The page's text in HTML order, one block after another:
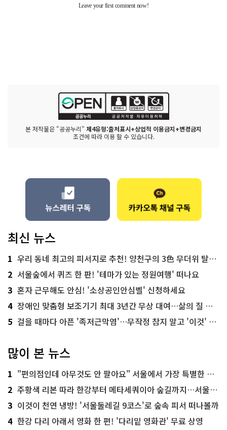
본 저작물은 "공공누리" 제4유형:출처표시+상업적 이용금지+변경금지
조건에 따라 이용 할 수 있습니다.
최신 뉴스
1 우리 동네 최고의 피서지로 추천! 양천구의 3色 무더위 탈출 명소
2 서울숲에서 퀴즈 한 판! '테마가 있는 정원여행' 떠나요
3 혼자 근무해도 안심! '소상공인안심벨' 신청하세요
4 장애인 맞춤형 보조기기 최대 3년간 무상 대여…삶의 질 높인다
5 걸을 때마다 아픈 '족저근막염'…무작정 참지 말고 '이것' 해보세요!
많이 본 뉴스
1 "편의점인데 아무것도 안 팔아요" 서울에서 가장 특별한 편의점의 정체
2 주황색 리본 따라 한강부터 메타세쿼이아 숲길까지…서울둘레길 15코스
3 이것이 천연 냉방! '서울둘레길 9코스'로 숲속 피서 떠나볼까
4 한강 다리 아래서 영화 한 편! '다리밑 영화관' 무료 상영